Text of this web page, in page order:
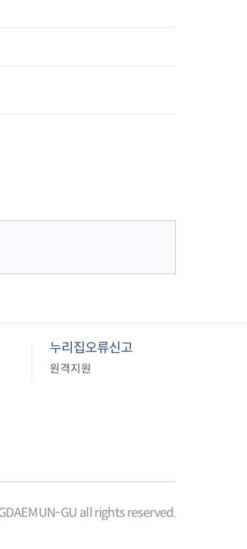
누리집오류신고
원격지원
GU all rights reserved.